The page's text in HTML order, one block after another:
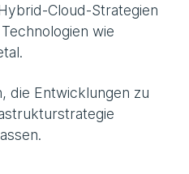
Cloud-Strategien
wie
die Entwicklungen zu